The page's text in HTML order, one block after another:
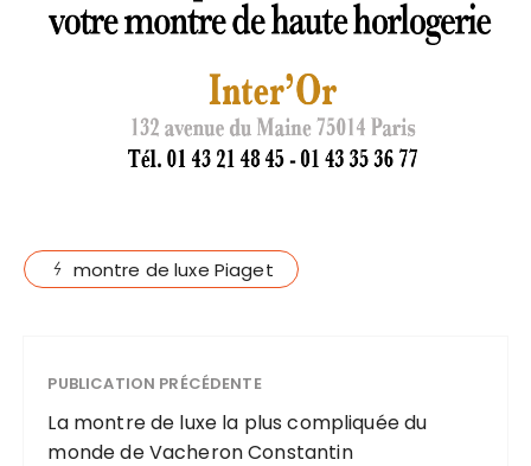
montre de luxe Piaget
PUBLICATION PRÉCÉDENTE
La montre de luxe la plus compliquée du
monde de Vacheron Constantin